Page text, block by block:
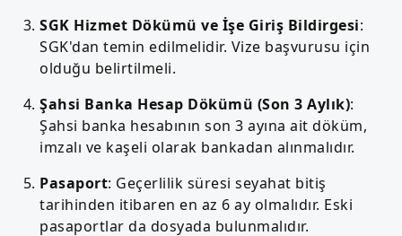
SGK Hizmet Dökümü ve İşe Giriş Bildirgesi:
SGK'dan temin edilmelidir. Vize başvurusu için
olduğu belirtilmeli.
Şahsi Banka Hesap Dökümü (Son 3 Aylık):
Şahsi banka hesabının son 3 ayına ait döküm,
imzalı ve kaşeli olarak bankadan alınmalıdır.
Pasaport: Geçerlilik süresi seyahat bitiş
tarihinden itibaren en az 6 ay olmalıdır. Eski
pasaportlar da dosyada bulunmalıdır.